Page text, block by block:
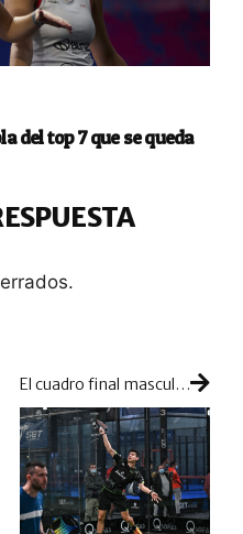
del top 7 que se queda
El cuadro final masculino de Getafe está a un paso de conocer a todos sus integrantes